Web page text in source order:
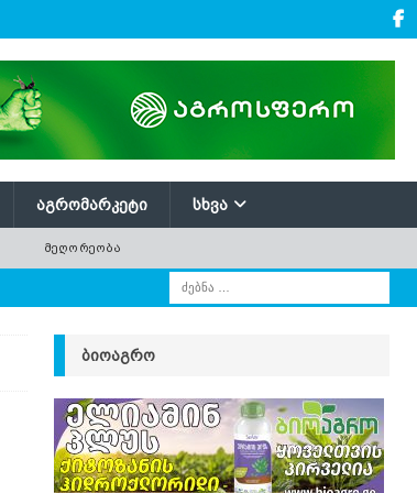
ᲐᲒᲠᲝᲛᲐᲠᲙᲔᲢᲘ ᲡᲮᲕᲐ
ᲛᲔᲦᲝᲠᲔᲝᲑᲐ
ᲑᲘᲝᲐᲒᲠᲝ